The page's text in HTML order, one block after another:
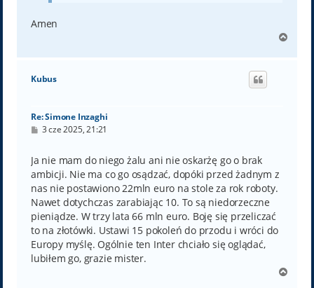
Amen
g
Kubus
Re: Simone Inzaghi
P3 cze 2025, 21:21
Ja nie mam do niego żalu ani nie oskarżę go o brak
ambicji. Nie ma co go osądzać, dopóki przed żadnym z
nas nie postawiono 22mln euro na stole za rok roboty.
Nawet dotychczas zarabiając 10. To są niedorzeczne
pieniądze. W trzy lata 66 mln euro. Boję się przeliczać
to na złotówki. Ustawi 15 pokoleń do przodu i wróci do
Europy myślę. Ogólnie ten Inter chciało się oglądać,
lubiłem go, grazie mister.